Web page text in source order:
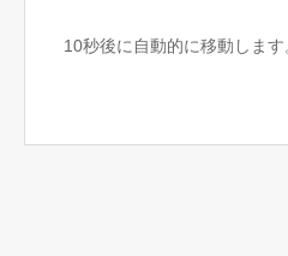
10秒後に自動的に移動します